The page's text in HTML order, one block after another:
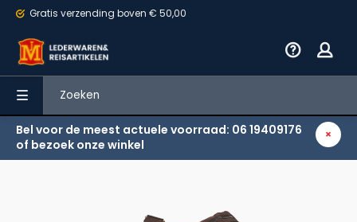
Gratis verzending boven € 50,00
Bel voor de meest actuele voorraad: 06 19409176
of bezoek onze winkel
Terug